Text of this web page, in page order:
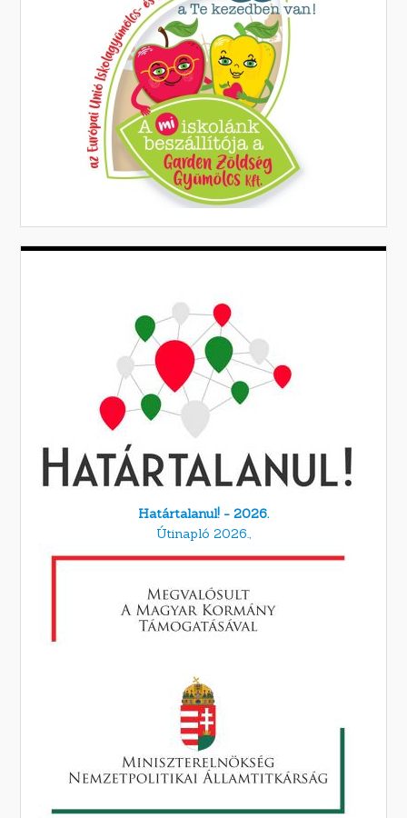
Határtalanul! - 2026.
Útinapló 2026.,